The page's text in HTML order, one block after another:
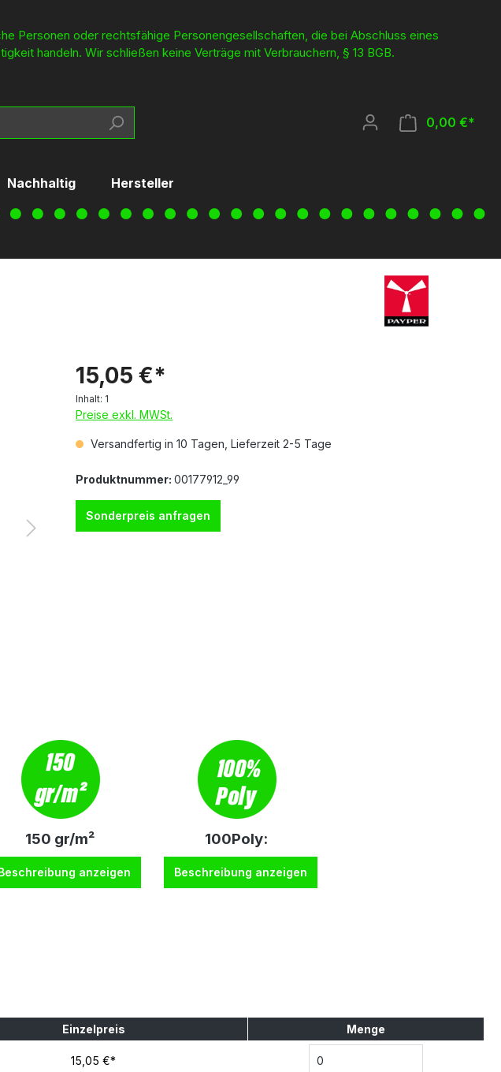
Personen oder rechtsfähige Personengesellschaften, die bei Abschluss eines
handeln. Wir schließen keine Verträge mit Verbrauchern, § 13 BGB.
0,00 €*
Nachhaltig Hersteller
15,05 €*
Inhalt: 1
Preise exkl. MWSt.
Versandfertig in 10 Tagen, Lieferzeit 2-5 Tage
Produktnummer: 00177912_99
Sonderpreis anfragen
150 gr/m²
anzeigen
100Poly:
Beschreibung anzeigen
Einzelpreis Menge
15,05 €*